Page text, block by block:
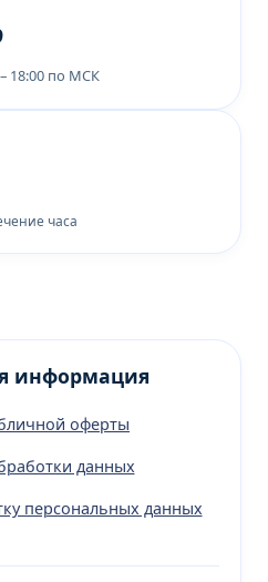
18:00 по МСК
часа
информация
оферты
данных
персональных данных